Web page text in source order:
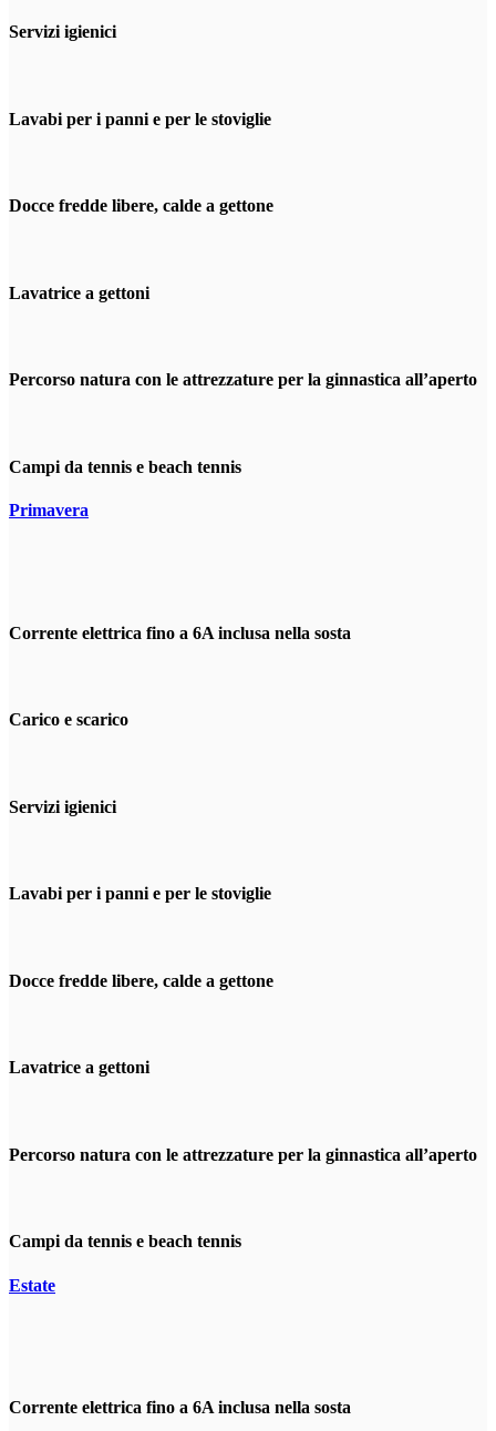
Servizi igienici
Lavabi per i panni e per le stoviglie
Docce fredde libere, calde a gettone
Lavatrice a gettoni
Percorso natura con le attrezzature per la ginnastica all’aperto
Campi da tennis e beach tennis
Primavera
Corrente elettrica fino a 6A inclusa nella sosta
Carico e scarico
Servizi igienici
Lavabi per i panni e per le stoviglie
Docce fredde libere, calde a gettone
Lavatrice a gettoni
Percorso natura con le attrezzature per la ginnastica all’aperto
Campi da tennis e beach tennis
Estate
Corrente elettrica fino a 6A inclusa nella sosta